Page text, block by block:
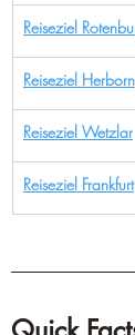
Reiseziel
Reiseziel Herborn
Reiseziel Wetzlar
Reiseziel Frankfurt